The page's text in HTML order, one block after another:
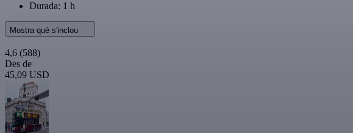
Durada: 1 h
Mostra què s'inclou
4,6 (588)
Des de
45,09 USD